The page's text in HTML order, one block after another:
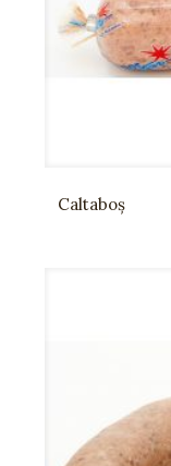
Caltaboș